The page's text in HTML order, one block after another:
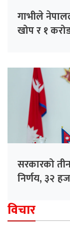
गाभीले
खोप र १
सरकारको
निर्णय, ३२
विचार